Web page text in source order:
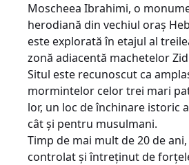
Moscheea Ibrahimi, o
herodiană din vechiul oraș
este explorată în etajul al
zonă adiacentă machetelor
Situl este recunoscut ca
mormintelor celor trei mari
lor, un loc de închinare istoric
cât și pentru musulmani.
Timp de mai mult de 20 de
controlat și întreținut de